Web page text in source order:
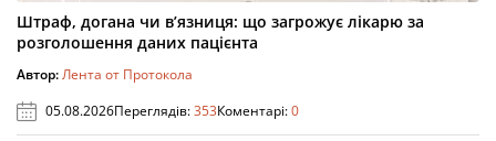
Штраф, догана чи в’язниця: що загрожує лікарю за
розголошення даних пацієнта
Автор:Лента от Протокола
05.08.2026Переглядів:353Коментарі:0